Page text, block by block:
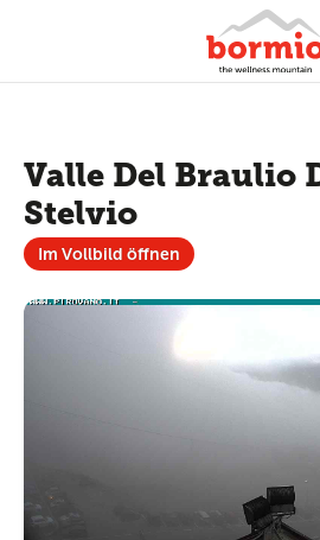
Valle Del Braulio
Stelvio
Im Vollbild öffnen